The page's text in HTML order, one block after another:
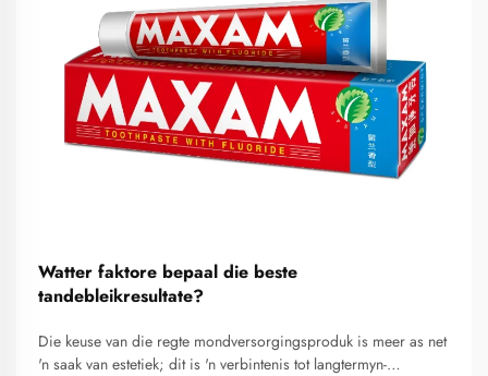
Watter faktore bepaal die beste
tandebleikresultate?
Die keuse van die regte mondversorgingsproduk is meer as net
'n saak van estetiek; dit is 'n verbintenis tot langtermyn-